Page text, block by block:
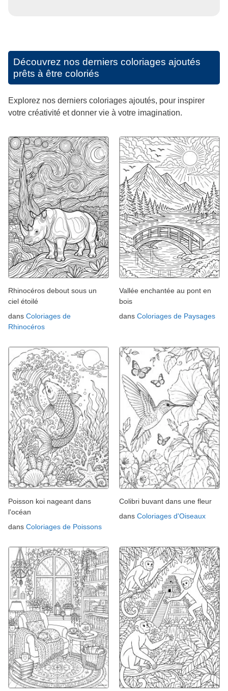
Découvrez nos derniers coloriages ajoutés
prêts à être coloriés
Explorez nos derniers coloriages ajoutés, pour inspirer
votre créativité et donner vie à votre imagination.
Rhinocéros debout sous un
ciel étoilé
dans Coloriages de
Rhinocéros
Vallée enchantée au pont en
bois
dans Coloriages de Paysages
Poisson koi nageant dans
l'océan
dans Coloriages de Poissons
Colibri buvant dans une fleur
dans Coloriages d'Oiseaux